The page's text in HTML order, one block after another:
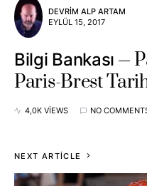
DEVRIM ALP ARTAM
EYLÜL 15, 2017
Bilgi Bankası
Paris-Brest
4,0K VIEWS NO
NEXT ARTICLE